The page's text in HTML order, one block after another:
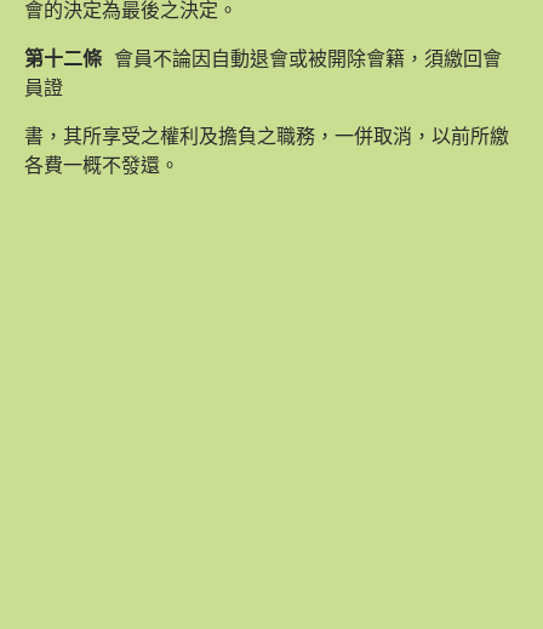
會的決定為最後之決定。
第十二條 會員不論因自動退會或被開除會籍，須繳回會
員證
書，其所享受之權利及擔負之職務，一併取消，以前所繳
各費一概不發還。